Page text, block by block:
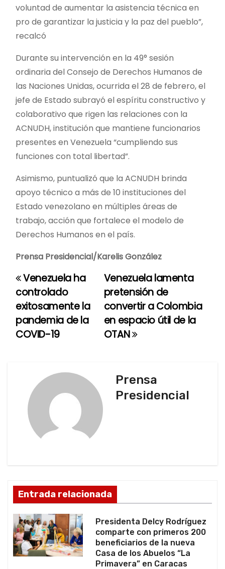
voluntad de aumentar la asistencia técnica en
pro de garantizar la justicia y la paz del pueblo”,
recalcó
Durante su intervención en la 49° sesión
ordinaria del Consejo de Derechos Humanos de
las Naciones Unidas, ocurrida el 28 de febrero, el
jefe de Estado subrayó el espíritu constructivo y
colaborativo que rigen las relaciones con la
ACNUDH, institución que mantiene funcionarios
presentes en Venezuela “cumpliendo sus
funciones con total libertad”.
Asimismo, puntualizó que la ACNUDH brinda
apoyo técnico a más de 10 instituciones del
Estado venezolano en múltiples áreas de
trabajo, acción que fortalece el modelo de
Derechos Humanos en el país.
Prensa Presidencial/Karelis González
N
a
v
d
e
e
n
Venezuela lamenta
pretensión de
convertir a Colombia
en espacio útil de la
OTAN
Venezuela ha
controlado
exitosamente la
pandemia de la
COVID-19
Prensa
Presidencial
Entrada relacionada
Presidenta Delcy Rodríguez
comparte con primeros 200
beneficiarios de la nueva
Casa de los Abuelos “La
Primavera” en Caracas